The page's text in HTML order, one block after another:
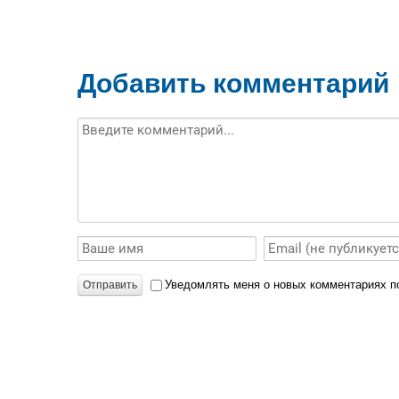
Добавить комментарий
Отправить Уведомлять меня о новых комментариях